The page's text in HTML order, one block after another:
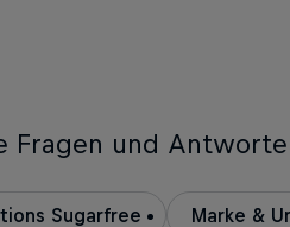
Fragen und
Sugarfree Marke &